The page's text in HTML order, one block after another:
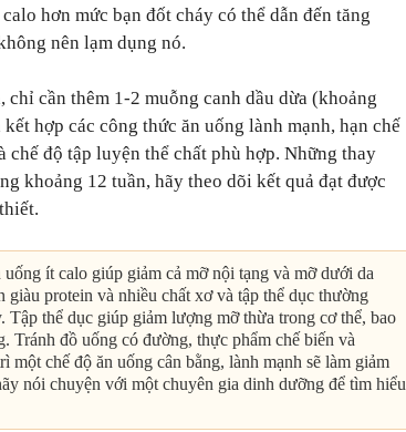
hơn mức bạn đốt cháy có thể dẫn đến tăng
nên lạm dụng nó.
cần thêm 1-2 muỗng canh dầu dừa (khoảng
hợp các công thức ăn uống lành mạnh, hạn chế
chế độ tập luyện thể chất phù hợp. Những thay
khoảng 12 tuần, hãy theo dõi kết quả đạt được
ít calo giúp giảm cả mỡ nội tạng và mỡ dưới da
giàu protein và nhiều chất xơ và tập thể dục thường
Tập thể dục giúp giảm lượng mỡ thừa trong cơ thể, bao
Tránh đồ uống có đường, thực phẩm chế biến và
một chế độ ăn uống cân bằng, lành mạnh sẽ làm giảm
nói chuyện với một chuyên gia dinh dưỡng để tìm hiểu